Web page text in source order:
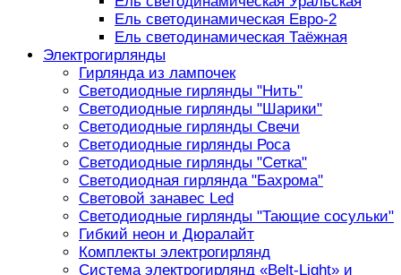
Ель светодинамическая Евро-2
Ель светодинамическая Таёжная
Электрогирлянды
Гирлянда из лампочек
Светодиодные гирлянды "Нить"
Светодиодные гирлянды "Шарики"
Светодиодные гирлянды Свечи
Светодиодные гирлянды Роса
Светодиодные гирлянды "Сетка"
Светодиодная гирлянда "Бахрома"
Световой занавес Led
Светодиодные гирлянды "Тающие сосульки"
Гибкий неон и Дюралайт
Комплекты электрогирлянд
Система электрогирлянд «Belt-Light» и